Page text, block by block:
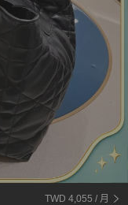
TWD 4,055 / 月